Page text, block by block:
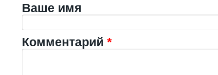
Ваше имя
Комментарий *